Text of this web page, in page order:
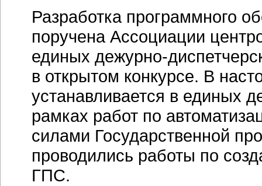
Разработка программного
поручена Ассоциации
единых дежурно-
в открытом конкурсе. В
устанавливается в единых
рамках работ по
силами Государственной
проводились работы по
ГПС.